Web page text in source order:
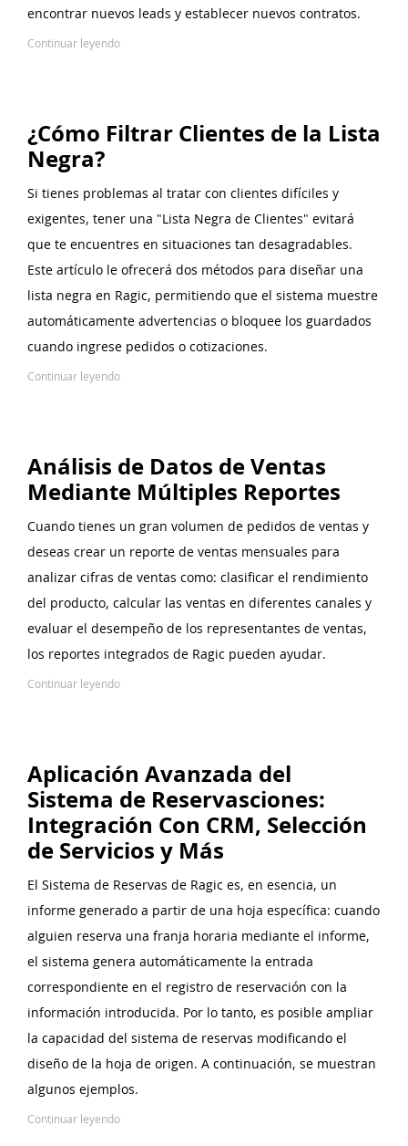
encontrar nuevos leads y establecer nuevos contratos.
Continuar leyendo
¿Cómo Filtrar Clientes de la Lista
Negra?
Si tienes problemas al tratar con clientes difíciles y
exigentes, tener una "Lista Negra de Clientes" evitará
que te encuentres en situaciones tan desagradables.
Este artículo le ofrecerá dos métodos para diseñar una
lista negra en Ragic, permitiendo que el sistema muestre
automáticamente advertencias o bloquee los guardados
cuando ingrese pedidos o cotizaciones.
Continuar leyendo
Análisis de Datos de Ventas
Mediante Múltiples Reportes
Cuando tienes un gran volumen de pedidos de ventas y
deseas crear un reporte de ventas mensuales para
analizar cifras de ventas como: clasificar el rendimiento
del producto, calcular las ventas en diferentes canales y
evaluar el desempeño de los representantes de ventas,
los reportes integrados de Ragic pueden ayudar.
Continuar leyendo
Aplicación Avanzada del
Sistema de Reservasciones:
Integración Con CRM, Selección
de Servicios y Más
El Sistema de Reservas de Ragic es, en esencia, un
informe generado a partir de una hoja específica: cuando
alguien reserva una franja horaria mediante el informe,
el sistema genera automáticamente la entrada
correspondiente en el registro de reservación con la
información introducida. Por lo tanto, es posible ampliar
la capacidad del sistema de reservas modificando el
diseño de la hoja de origen. A continuación, se muestran
algunos ejemplos.
Continuar leyendo